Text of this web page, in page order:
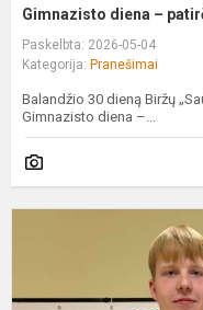
Gimnazisto diena –
Paskelbta: 2026-05-04
Kategorija: Pranešimai
Balandžio 30 dieną Biržų
Gimnazisto diena –...